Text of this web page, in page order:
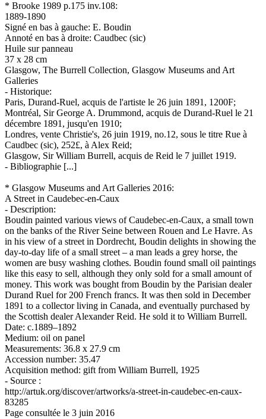
* Brooke 1989 p.175 inv.108:
1889-1890
Signé en bas à gauche: E. Boudin
Annoté en bas à droite: Caudbec (sic)
Huile sur panneau
37 x 28 cm
Glasgow, The Burrell Collection, Glasgow Museums and Art
Galleries
- Historique:
Paris, Durand-Ruel, acquis de l'artiste le 26 juin 1891, 1200F;
Montréal, Sir George A. Drummond, acquis de Durand-Ruel le 21
décembre 1891, jusqu'en 1910;
Londres, vente Christie's, 26 juin 1919, no.12, sous le titre Rue à
Caudbec (sic), 252£, à Alex Reid;
Glasgow, Sir William Burrell, acquis de Reid le 7 juillet 1919.
- Bibliographie [...]
* Glasgow Museums and Art Galleries 2016:
A Street in Caudebec-en-Caux
- Description:
Boudin painted various views of Caudebec-en-Caux, a small town
on the banks of the River Seine between Rouen and Le Havre. As
in his view of a street in Dordrecht, Boudin delights in showing the
day-to-day life of a small street – a man leads a grey horse, the
women are busy washing clothes. Boudin found small oil paintings
like this easy to sell, although they only sold for a small amount of
money. This work was bought from Boudin by the Parisian dealer
Durand Ruel for 200 French francs. It was then sold in December
1891 to a collector living in Canada, and eventually purchased by
the Scottish dealer Alexander Reid. He sold it to William Burrell.
Date: c.1889–1892
Medium: oil on panel
Measurements: 36.8 x 27.9 cm
Accession number: 35.47
Acquisition method: gift from William Burrell, 1925
- Source :
http://artuk.org/discover/artworks/a-street-in-caudebec-en-caux-
83285
Page consultée le 3 juin 2016